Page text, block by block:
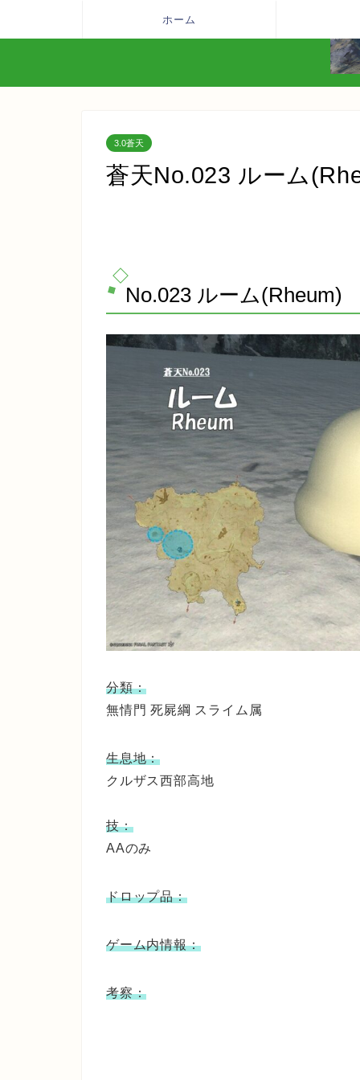
ホーム
3.0蒼天
蒼天No.023 ルーム
No.023 ルーム(Rheum)
分類：
無情門 死屍綱 スライム属
生息地：
クルザス西部高地
技：
AAのみ
ドロップ品：
ゲーム内情報：
考察：